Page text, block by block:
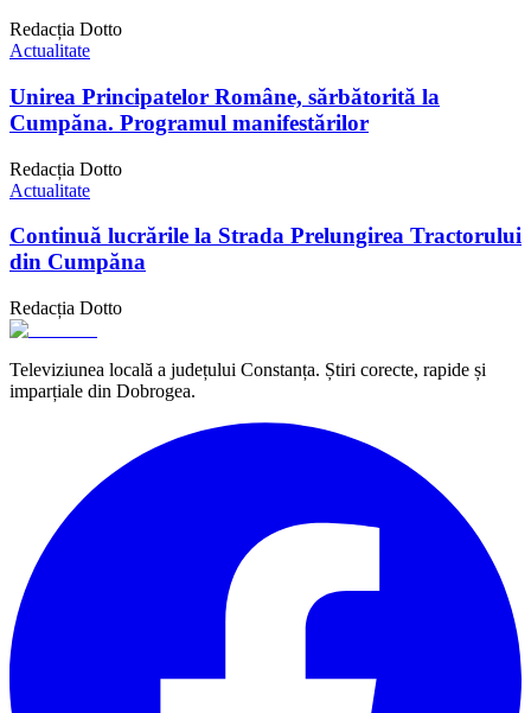
Redacția Dotto
Actualitate
Unirea Principatelor Române, sărbătorită la
Cumpăna. Programul manifestărilor
Redacția Dotto
Actualitate
Continuă lucrările la Strada Prelungirea Tractorului
din Cumpăna
Redacția Dotto
Televiziunea locală a județului Constanța. Știri corecte, rapide și
imparțiale din Dobrogea.